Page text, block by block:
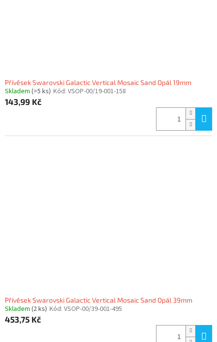
Přívěsek Swarovski Galactic Vertical Mosaic Sand Opál 19mm
Skladem (>5 ks) Kód: VSOP-00/19-001-158
143,99 Kč
Přívěsek Swarovski Galactic Vertical Mosaic Sand Opál 39mm
Skladem (2 ks) Kód: VSOP-00/39-001-495
453,75 Kč